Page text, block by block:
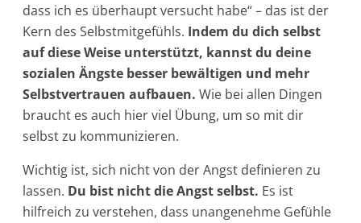
dass ich es überhaupt versucht habe“ – das ist der
Kern des Selbstmitgefühls. Indem du dich selbst
auf diese Weise unterstützt, kannst du deine
sozialen Ängste besser bewältigen und mehr
Selbstvertrauen aufbauen. Wie bei allen Dingen
braucht es auch hier viel Übung, um so mit dir
selbst zu kommunizieren.
Wichtig ist, sich nicht von der Angst definieren zu
lassen. Du bist nicht die Angst selbst. Es ist
hilfreich zu verstehen, dass unangenehme Gefühle